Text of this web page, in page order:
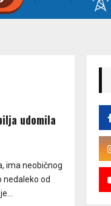
udomila
ima neobičnog
nedaleko od